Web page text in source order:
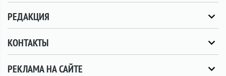
РЕДАКЦИЯ
КОНТАКТЫ
РЕКЛАМА НА САЙТЕ